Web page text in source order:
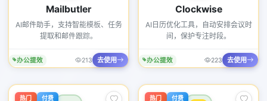
Mailbutler
AI邮件助手，支持智能模板、任务
提取和邮件跟踪。
办公提效 213 去使用
Clockwise
AI日历优化工具，自动安排会议时
间，保护专注时段。
办公提效 223 去使用
热门 付费 热门 付费